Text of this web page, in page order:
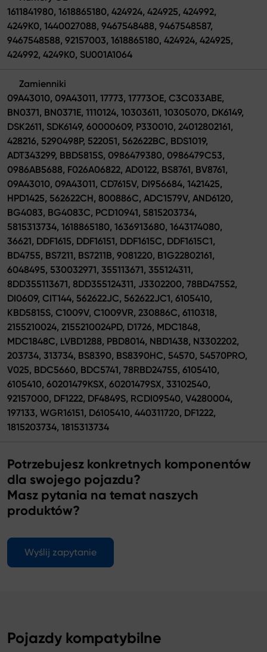
1611841980, 1618865180, 424924, 424925, 424992,
4249K0, 1440027088, 9467548488, 9467548587,
9467548588, 92157003, 1618865180, 424924, 424925,
424992, 4249K0, SU001A1064
Zamienniki
09A43010, 09A43011, 17773, 17773OE, C3C033ABE,
BN0371, BN0371E, 1110124, 10303611, 10305070, DK6149,
DSK2611, SDK6149, 60000609, P330010, 24012802161,
428216, 5290498P, 522051, 562622BC, BDS1019,
ADT343299, BBD5815S, 0986479380, 0986479C53,
0986AB5688, F026A06822, AD0122, BS8761, BV8761,
09A43010, 09A43011, CD7615V, DI956684, 1421425,
HPD1425, 562622CH, 800886C, ADC1579V, AND6120,
BG4083, BG4083C, PCD10941, 5815203734,
5815313734, 1618865180, 1636913680, 1643174080,
36621, DDF1615, DDF16151, DDF1615C, DDF1615C1,
BD4755, BS7211, BS7211B, 9081220, B1G22802161,
6048495, 530032971, 355113671, 355124311,
8DD355113671, 8DD355124311, J3302200, 78BD47552,
DI0609, CIT144, 562622JC, 562622JC1, 6105410,
KBD5815S, C1009V, C1009VR, 230886C, 6110318,
2155210024, 2155210024PD, D1726, MDC1848,
MDC1848C, LVBD1288, PBD8014, NBD1438, N3302202,
203734, 313734, BS8390, BS8390HC, 54570, 54570PRO,
V025, BDC5660, BDC5741, 78RBD24755, 6105410,
6105410, 60201479KSX, 60201479SX, 33102540,
92157000, DF1222, DF4849S, RCDI09540, V4280004,
197133, WGR16151, D6105410, 440311720, DF1222,
1815203734, 1815313734
Potrzebujesz konkretnych komponentów
dla swojego pojazdu?
Masz pytania na temat naszych
produktów?
Wyślij zapytanie
Pojazdy kompatybilne